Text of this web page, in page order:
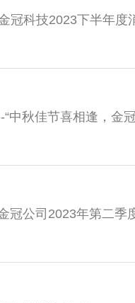
冠科技2023下半年度
中秋佳节喜相逢，金
冠公司2023年第二季